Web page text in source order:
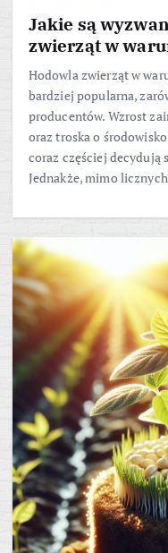
Jakie są
zwierząt w
Hodowla zwierząt w
bardziej popularna,
producentów. Wzrost
oraz troska o
coraz częściej decydują
Jednakże, mimo